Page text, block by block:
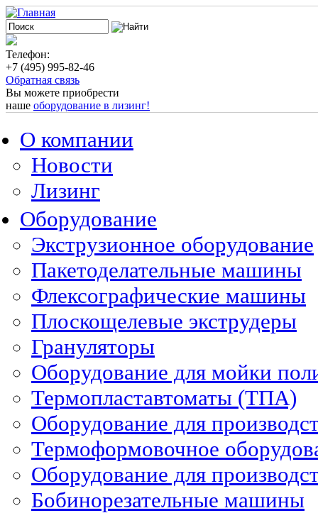
Телефон:
+7 (495) 995-82-46
Обратная связь
Вы можете приобрести
наше оборудование в лизинг!
О компании
Новости
Лизинг
Оборудование
Экструзионное оборудование
Пакетоделательные машины
Флексографические машины
Плоскощелевые экструдеры
Грануляторы
Оборудование для мойки
Термопластавтоматы (ТПА)
Оборудование для
Термоформовочное
Оборудование для
Бобинорезательные машины